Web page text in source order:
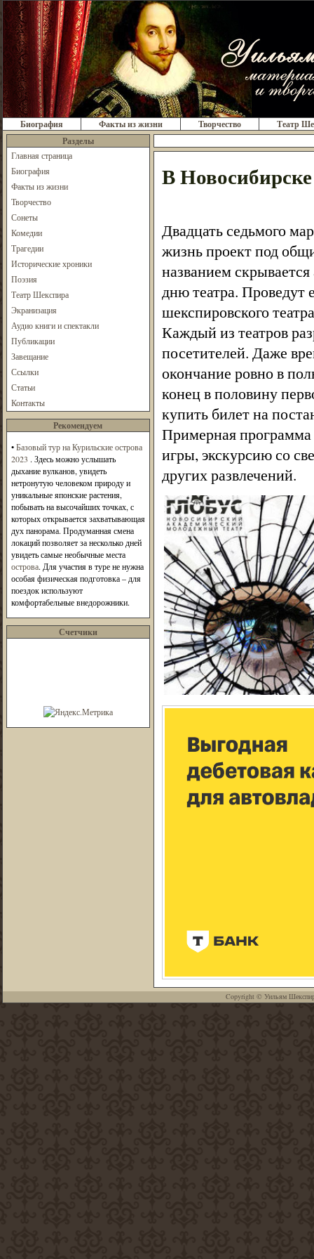
Биография Факты из жизни Творчество
Театр
Разделы
Главная страница
Биография
Факты из жизни
Творчество
Сонеты
Комедии
Трагедии
Исторические хроники
Поэзия
Театр Шекспира
Экранизация
Аудио книги и спектакли
Публикации
Завещание
Ссылки
Статьи
Контакты
Рекомендуем
•Базовый тур на Курильские острова
2023 . Здесь можно услышать
дыхание вулканов, увидеть
нетронутую человеком природу и
уникальные японские растения,
побывать на высочайших точках, с
которых открывается захватывающая
дух панорама. Продуманная смена
локаций позволяет за несколько дней
увидеть самые необычные места
острова. Для участия в туре не нужна
особая физическая подготовка – для
поездок используют
комфортабельные внедорожники.
Счетчики
В
Двадцать седьмого
жизнь проект под
названием
дню театра. Проведут
шекспировского
Каждый из театров
посетителей. Даже
окончание ровно в
конец в половину
купить билет на
Примерная программа
игры, экскурсию со
других развлечений.
Copyright © Уильям